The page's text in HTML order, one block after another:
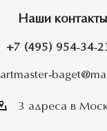
Наши контакты
+7 (495) 954-34-
artmaster-
3 адреса в